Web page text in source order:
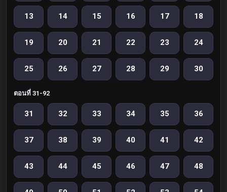
13 14 15 16 17 18
19 20 21 22 23 24
25 26 27 28 29 30
ตอนที่ 31-92
31 32 33 34 35 36
37 38 39 40 41 42
43 44 45 46 47 48